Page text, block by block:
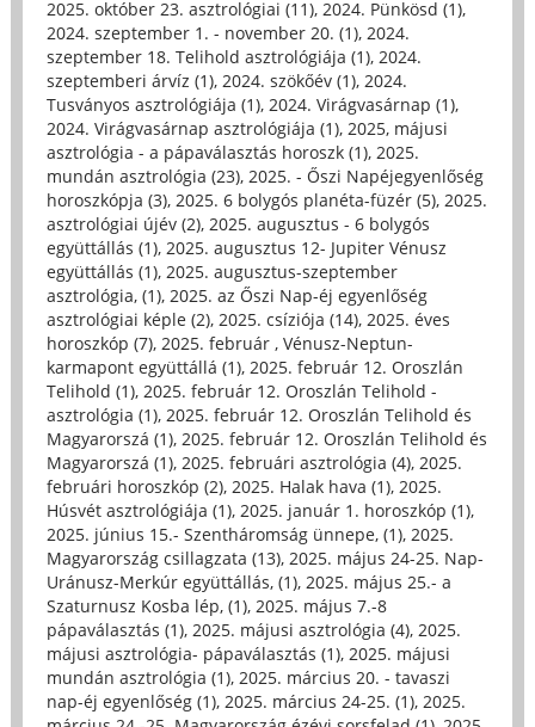
2025. október 23. asztrológiai (11), 2024. Pünkösd (1),
2024. szeptember 1. - november 20. (1), 2024.
szeptember 18. Telihold asztrológiája (1), 2024.
szeptemberi árvíz (1), 2024. szökőév (1), 2024.
Tusványos asztrológiája (1), 2024. Virágvasárnap (1),
2024. Virágvasárnap asztrológiája (1), 2025, májusi
asztrológia - a pápaválasztás horoszk (1), 2025.
mundán asztrológia (23), 2025. - Őszi Napéjegyenlőség
horoszkópja (3), 2025. 6 bolygós planéta-füzér (5), 2025.
asztrológiai újév (2), 2025. augusztus - 6 bolygós
együttállás (1), 2025. augusztus 12- Jupiter Vénusz
együttállás (1), 2025. augusztus-szeptember
asztrológia, (1), 2025. az Őszi Nap-éj egyenlőség
asztrológiai képle (2), 2025. csíziója (14), 2025. éves
horoszkóp (7), 2025. február , Vénusz-Neptun-
karmapont együttállá (1), 2025. február 12. Oroszlán
Telihold (1), 2025. február 12. Oroszlán Telihold -
asztrológia (1), 2025. február 12. Oroszlán Telihold és
Magyarorszá (1), 2025. február 12. Oroszlán Telihold és
Magyarorszá (1), 2025. februári asztrológia (4), 2025.
februári horoszkóp (2), 2025. Halak hava (1), 2025.
Húsvét asztrológiája (1), 2025. január 1. horoszkóp (1),
2025. június 15.- Szentháromság ünnepe, (1), 2025.
Magyarország csillagzata (13), 2025. május 24-25. Nap-
Uránusz-Merkúr együttállás, (1), 2025. május 25.- a
Szaturnusz Kosba lép, (1), 2025. május 7.-8
pápaválasztás (1), 2025. májusi asztrológia (4), 2025.
májusi asztrológia- pápaválasztás (1), 2025. májusi
mundán asztrológia (1), 2025. március 20. - tavaszi
nap-éj egyenlőség (1), 2025. március 24-25. (1), 2025.